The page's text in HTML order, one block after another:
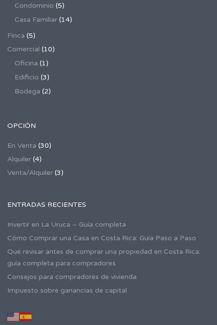
Condominio (5)
Casa Familiar (14)
Finca (5)
Comercial (10)
Oficina (1)
Edificio (3)
Bodega (2)
OPCIÓN
En Venta (30)
Alquiler (4)
Venta/Alquiler (3)
ENTRADAS RECIENTES
Invertir en La Uruca – Guía completa
Cómo Comprar una Casa en Costa Rica: Guía Paso a Paso
Qué revisar antes de comprar una propiedad en Costa Rica:
guía completa para compradores
Consejos para compradores de vivienda
Impuesto sobre ganancias de capital